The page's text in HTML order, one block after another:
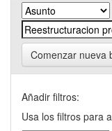
Comenzar nueva
Añadir filtros:
Usa los filtros para